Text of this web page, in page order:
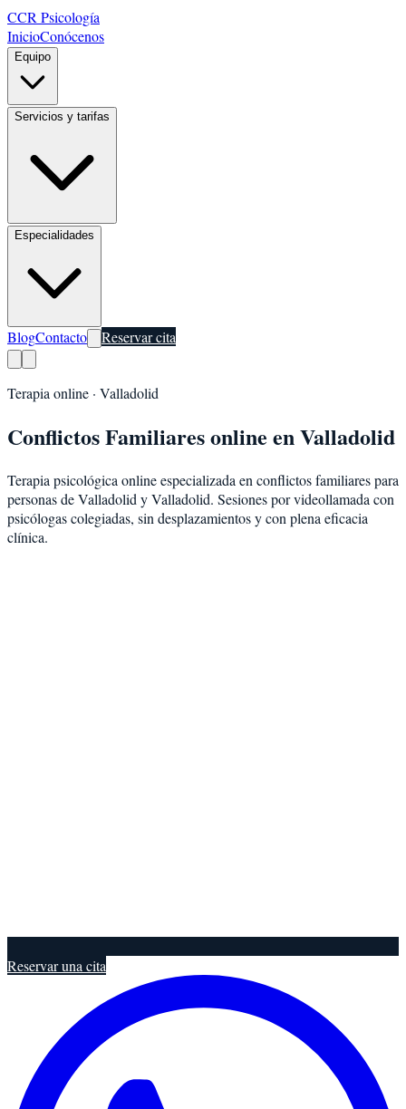
CCR Psicología
InicioConócenos
Equipo
Servicios y tarifas
Especialidades
BlogContacto Reservar cita
Terapia online · Valladolid
Conflictos Familiaresonline enValladolid
Terapia psicológica online especializada en conflictos familiarespara
personas deValladolid yValladolid. Sesiones por videollamada con
psicólogas colegiadas, sin desplazamientos y con plena eficacia
clínica.
Reservar una cita